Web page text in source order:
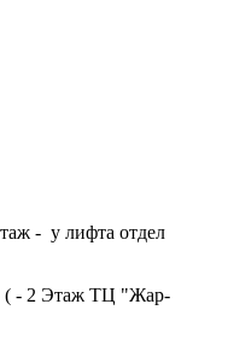
- у лифта отдел
( - 2 Этаж ТЦ "Жар-